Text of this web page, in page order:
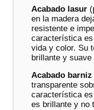
Acabado lasur
en la madera
resistente e
característica
vida y color. Su
brillante y suave
Acabado barniz
transparente
característica
es brillante y no